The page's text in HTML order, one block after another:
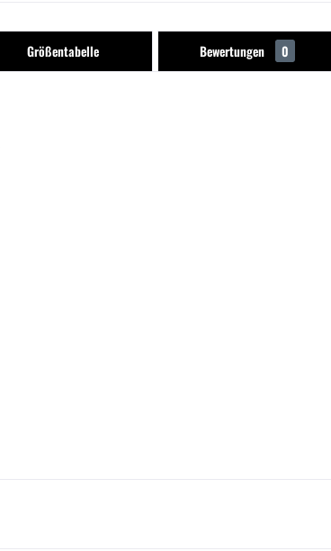
Größentabelle Bewertungen 0